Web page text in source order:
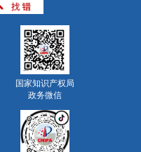
国家知识产权局
政务微信